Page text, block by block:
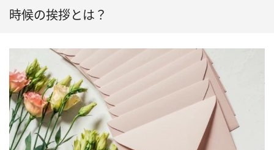
時候の挨拶とは？